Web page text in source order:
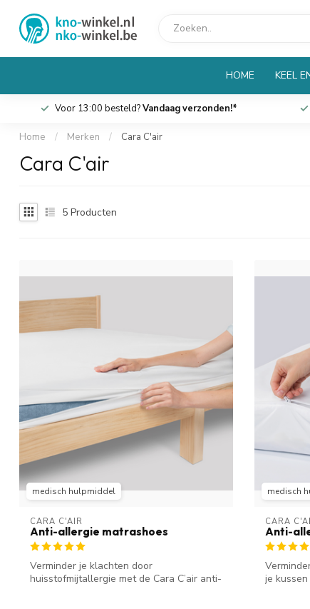
HOME KEEL
Voor 13:00 besteld?Vandaag verzonden!*
Home / Merken / Cara C'air
Cara C'air
5 Producten
medisch hulpmiddel
CARA C'AIR
Anti-allergie matrashoes
Verminder je klachten door
huisstofmijtallergie met de Cara C’air anti-
medisch
CARA
Anti-
je